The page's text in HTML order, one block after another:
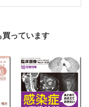
入の可能性～がん予防
買っています